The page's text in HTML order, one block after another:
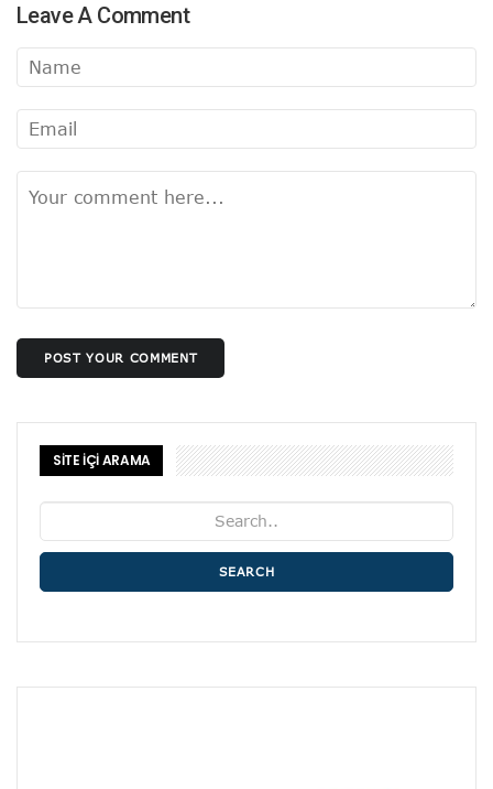
Leave A Comment
POST YOUR COMMENT
SİTE İÇİ ARAMA
SEARCH